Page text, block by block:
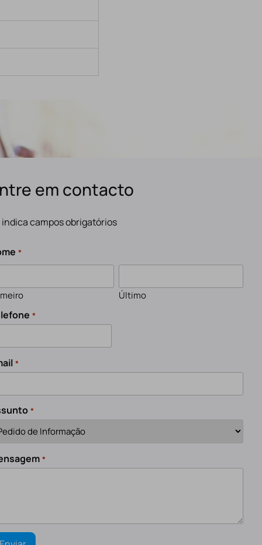
em contacto
indica campos obrigatórios
*
Último
*
*
*
*